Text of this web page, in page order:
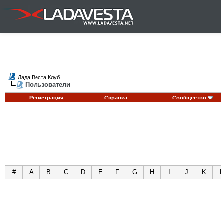
Лада Веста Клуб
Пользователи
Регистрация Справка Сообщество
# A B C D E F G H J K